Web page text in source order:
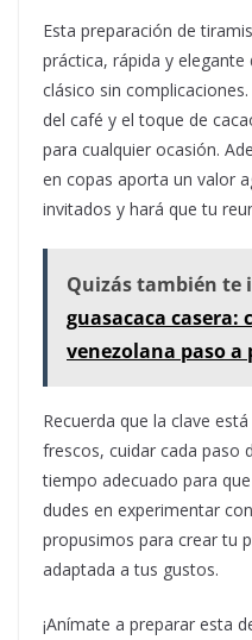
Esta preparación de
práctica, rápida y
clásico sin
del café y el toque de
para cualquier ocasión.
en copas aporta un valor
invitados y hará que tu
Quizás también te
guasacaca casera:
venezolana paso a
Recuerda que la clave
frescos, cuidar cada paso
tiempo adecuado para
dudes en experimentar
propusimos para crear tu
adaptada a tus gustos.
¡Anímate a preparar esta